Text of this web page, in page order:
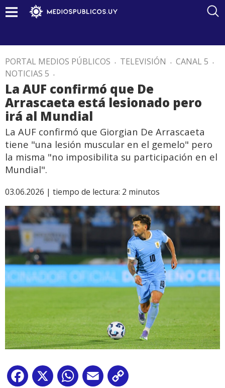
PORTAL MEDIOS PÚBLICOS . TELEVISIÓN . CANAL 5 .
NOTICIAS 5 .
La AUF confirmó que De
Arrascaeta está lesionado pero
irá al Mundial
La AUF confirmó que Giorgian De Arrascaeta
tiene "una lesión muscular en el gemelo" pero
la misma "no imposibilita su participación en el
Mundial".
03.06.2026 | tiempo de lectura: 2 minutos
Facebook
X WhatsApp
Email